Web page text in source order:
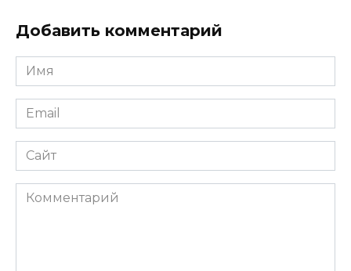
Добавить комментарий
Имя
*
Email
*
Сайт
Комментарий